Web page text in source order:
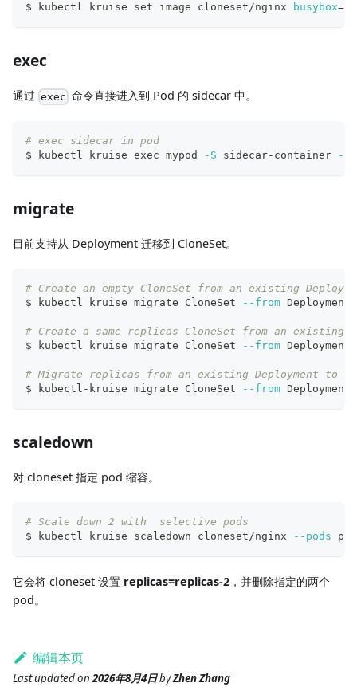
$ kubectl kruise set image cloneset/nginx busybox=
exec
通过 exec 命令直接进入到 Pod 的 sidecar 中。
# exec sidecar in pod
$ kubectl kruise exec mypod -S sidecar-container -i
migrate
目前支持从 Deployment 迁移到 CloneSet。
# Create an empty CloneSet from an existing
$ kubectl kruise migrate CloneSet
--from Deployment
# Create a same replicas CloneSet from an existing
$ kubectl kruise migrate CloneSet
--from Deployment
# Migrate replicas from an existing Deployment to
$ kubectl-kruise migrate CloneSet
--from Deployment
scaledown
对 cloneset 指定 pod 缩容。
# Scale down 2 with  selective pods
$ kubectl kruise scaledown cloneset/nginx
--pods
它会将 cloneset 设置 replicas=replicas-2 ，并删除指定的两个
pod。
编辑本页
Last updatedon2026年8月4日byZhen Zhang